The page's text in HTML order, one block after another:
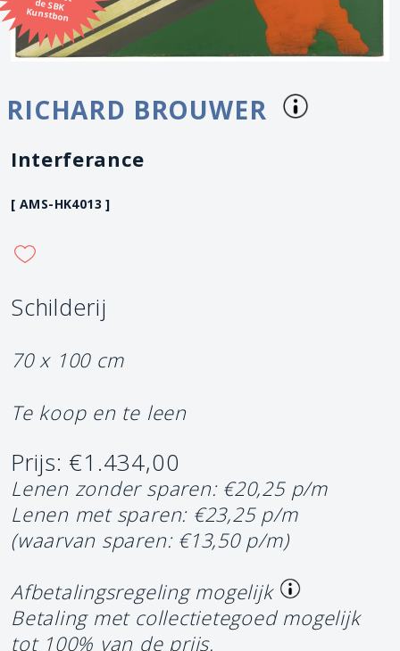
Kunstbon
RICHARD BROUWER
Interferance
[ AMS-HK4013 ]
Schilderij
70 x 100 cm
Te koop en te leen
Prijs: €1.434,00
Lenen zonder sparen: €20,25 p/m
Lenen met sparen: €23,25 p/m
(waarvan sparen: €13,50 p/m)
Afbetalingsregeling mogelijk
Betaling met collectietegoed mogelijk
tot 100% van de prijs.